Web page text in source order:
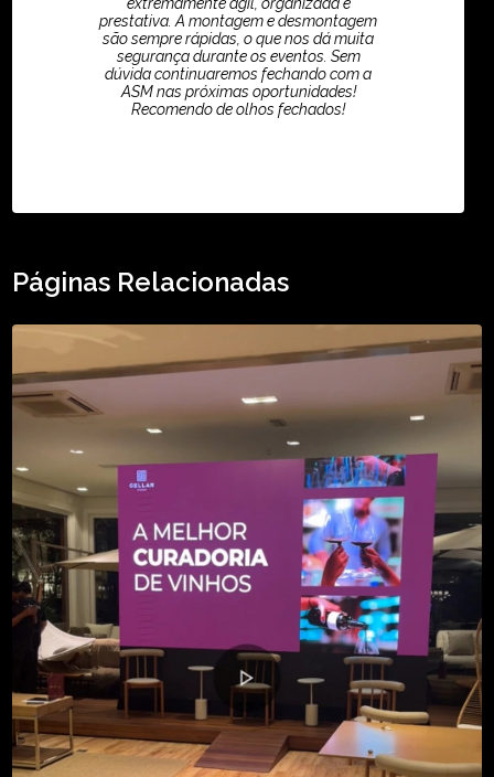
prestativa. A montagem e desmontagem
são sempre rápidas, o que nos dá muita
segurança durante os eventos. Sem
dúvida continuaremos fechando com a
ASM nas próximas oportunidades!
Recomendo de olhos fechados!
Páginas Relacionadas